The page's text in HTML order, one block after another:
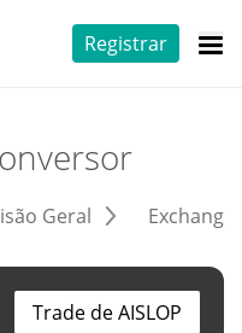
Registrar
Geral
Trade de AISLOP